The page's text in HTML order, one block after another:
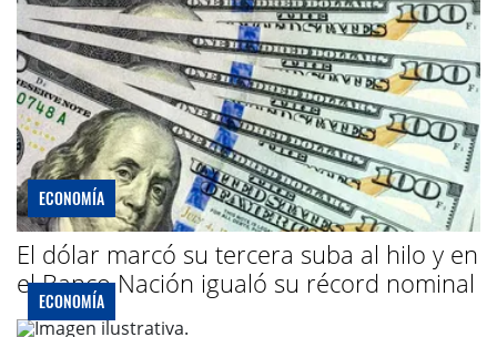
ECONOMÍA
El dólar marcó su tercera suba al hilo y en
el Banco Nación igualó su récord nominal
ECONOMÍA